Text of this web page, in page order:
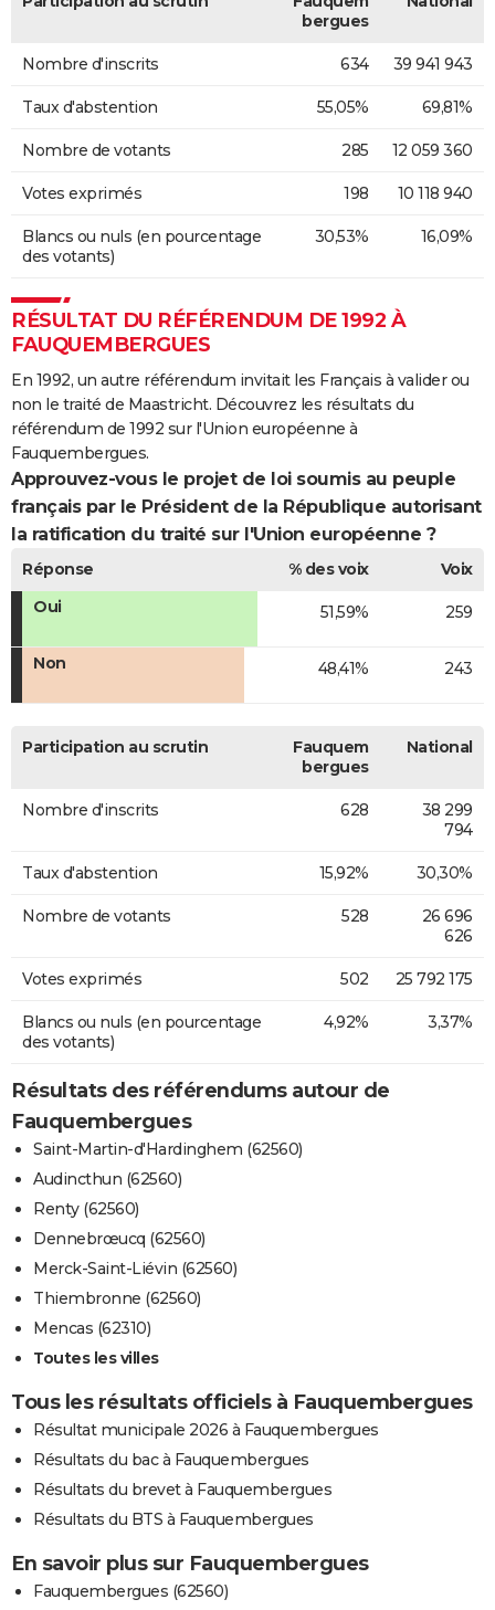
bergues
Nombre d'inscrits 634 39 941 943
Taux d'abstention 55,05% 69,81%
Nombre de votants 285 12 059 360
Votes exprimés 198 10 118 940
Blancs ou nuls (en pourcentage
des votants)
30,53% 16,09%
RÉSULTAT DU RÉFÉRENDUM DE 1992 À
FAUQUEMBERGUES
En 1992, un autre référendum invitait les Français à valider ou
non le traité de Maastricht. Découvrez les résultats du
référendum de 1992 sur l'Union européenne à
Fauquembergues.
Approuvez-vous le projet de loi soumis au peuple
français par le Président de la République autorisant
la ratification du traité sur l'Union européenne ?
Réponse % des voix
Voix
Oui
51,59% 259
Non 48,41% 243
Participation au scrutin
Fauquem
bergues
National
Nombre d'inscrits 628
38 299
794
Taux d'abstention 15,92% 30,30%
Nombre de votants 528
26 696
626
Votes exprimés 502 25 792 175
Blancs ou nuls (en pourcentage
des votants)
4,92% 3,37%
Résultats des référendums autour de
Fauquembergues
Saint-Martin-d'Hardinghem (62560)
Audincthun (62560)
Renty (62560)
Dennebrœucq (62560)
Merck-Saint-Liévin (62560)
Thiembronne (62560)
Mencas (62310)
Toutes les villes
Tous les résultats officiels à Fauquembergues
Résultat municipale 2026 à Fauquembergues
Résultats du bac à Fauquembergues
Résultats du brevet à Fauquembergues
Résultats du BTS à Fauquembergues
En savoir plus sur Fauquembergues
Fauquembergues (62560)